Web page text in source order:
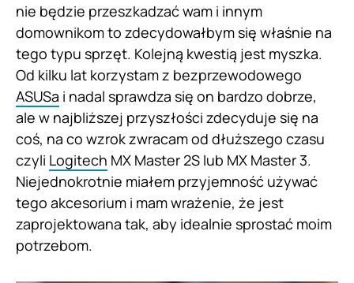
nie będzie przeszkadzać wam i innym
domownikom to zdecydowałbym się właśnie na
tego typu sprzęt. Kolejną kwestią jest myszka.
Od kilku lat korzystam z bezprzewodowego
ASUSa i nadal sprawdza się on bardzo dobrze,
ale w najbliższej przyszłości zdecyduje się na
coś, na co wzrok zwracam od dłuższego czasu
czyli Logitech MX Master 2S lub MX Master 3.
Niejednokrotnie miałem przyjemność używać
tego akcesorium i mam wrażenie, że jest
zaprojektowana tak, aby idealnie sprostać moim
potrzebom.